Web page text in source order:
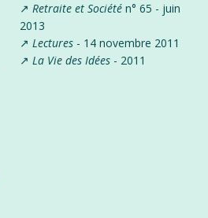
Retraite et Société n° 65 - juin
2013
Lectures - 14 novembre 2011
La Vie des Idées - 2011